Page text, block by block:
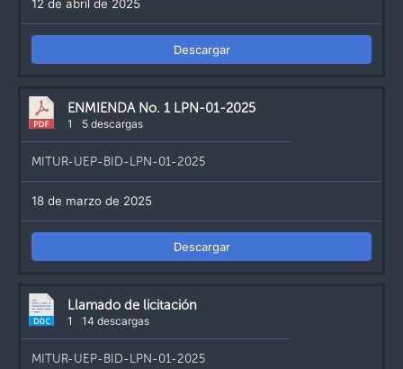
12 de abril de 2025
Descargar
ENMIENDA No. 1 LPN-01-2025
1 5 descargas
MITUR-UEP-BID-LPN-01-2025
18 de marzo de 2025
Descargar
Llamado de licitación
1 14 descargas
MITUR-UEP-BID-LPN-01-2025